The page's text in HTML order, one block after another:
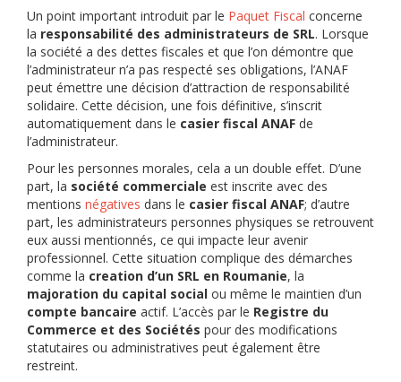
Un point important introduit par le Paquet Fiscal concerne
la responsabilité des administrateurs de SRL. Lorsque
la société a des dettes fiscales et que l’on démontre que
l’administrateur n’a pas respecté ses obligations, l’ANAF
peut émettre une décision d’attraction de responsabilité
solidaire. Cette décision, une fois définitive, s’inscrit
automatiquement dans le casier fiscal ANAF de
l’administrateur.
Pour les personnes morales, cela a un double effet. D’une
part, la société commerciale est inscrite avec des
mentions négatives dans le casier fiscal ANAF; d’autre
part, les administrateurs personnes physiques se retrouvent
eux aussi mentionnés, ce qui impacte leur avenir
professionnel. Cette situation complique des démarches
comme la creation d’un SRL en Roumanie, la
majoration du capital social ou même le maintien d’un
compte bancaire actif. L’accès par le Registre du
Commerce et des Sociétés pour des modifications
statutaires ou administratives peut également être
restreint.